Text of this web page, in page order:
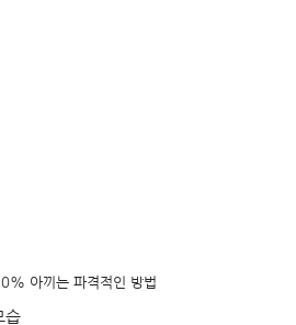
아끼는 파격적인 방법